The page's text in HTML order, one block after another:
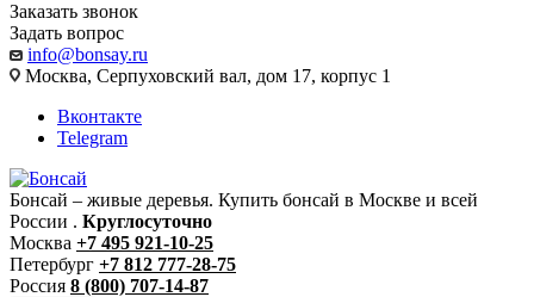
Заказать звонок
Задать вопрос
info@bonsay.ru
Москва, Cерпуховский вал, дом 17, корпус 1
Вконтакте
Telegram
Бонсай – живые деревья. Купить бонсай в Москве и всей
России . Круглосуточно
Москва +7 495 921-10-25
Петербург +7 812 777-28-75
Россия 8 (800) 707-14-87